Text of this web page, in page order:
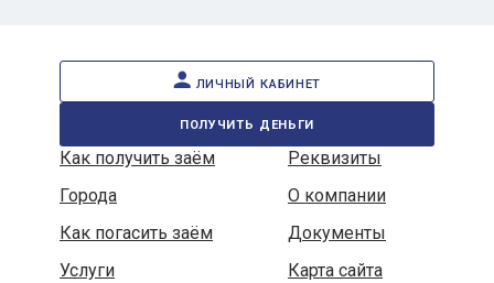
личный кабинет
получить деньги
Как получить заём
Реквизиты
Города
О компании
Как погасить заём
Документы
Услуги
Карта сайта